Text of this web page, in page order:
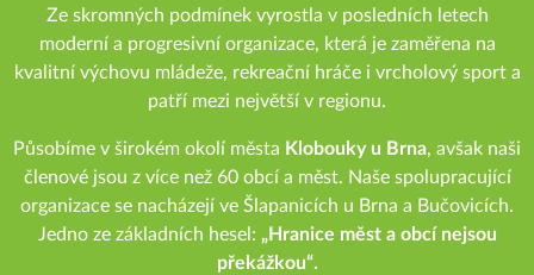
Ze skromných podmínek vyrostla v posledních letech
moderní a progresivní organizace, která je zaměřena na
kvalitní výchovu mládeže, rekreační hráče i vrcholový sport a
patří mezi největší v regionu.
Působíme v širokém okolí města Klobouky u Brna, avšak naši
členové jsou z více než 60 obcí a měst. Naše spolupracující
organizace se nacházejí ve Šlapanicích u Brna a Bučovicích.
Jedno ze základních hesel: „Hranice měst a obcí nejsou
překážkou“.